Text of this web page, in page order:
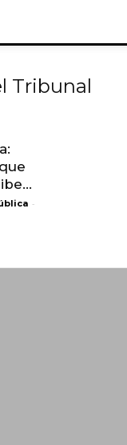
Tribunal
-